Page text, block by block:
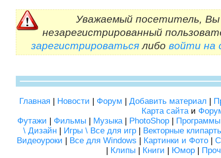
Уважаемый посетитель, Вы
незарегистрированный
зарегистрироватьсялибо войти на
Главная | Новости | Форум | Добавить материал |
Карта сайтаи
Футажи | Фильмы | Музыка| PhotoShop | Программы
\ Дизайн | Игры \ Все для игр | Векторные
Видеоуроки | Все для Windows | Картинки и Фото|
| Клипы | Книги | Юмор |